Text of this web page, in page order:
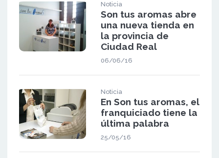
Noticia
Son tus aromas abre
una nueva tienda en
la provincia de
Ciudad Real
06/06/16
Noticia
En Son tus aromas, el
franquiciado tiene la
última palabra
25/05/16